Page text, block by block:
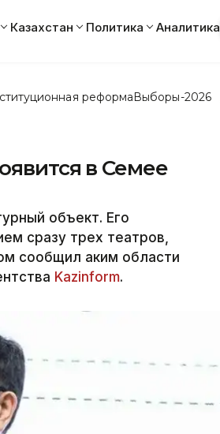
Казахстан Политика Аналитика
реформаВыборы-2026
в Семее
объект. Его
сразу трех театров,
сообщил аким области
Kazinform.